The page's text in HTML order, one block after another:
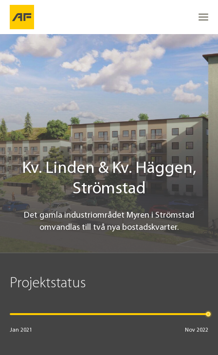
Kv. Linden & Kv. Häggen
Gå till
Om projektet
Projektinfo
Kontakt
Go to the top
Kv. Linden & Kv. Häggen,
Strömstad
Det gamla industriområdet Myren i Strömstad
omvandlas till två nya bostadskvarter.
Projektstatus
Jan 2021 Nov 2022